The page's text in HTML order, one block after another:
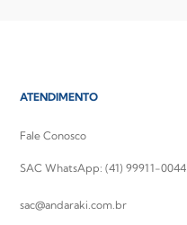
ATENDIMENTO
Fale Conosco
SAC WhatsApp: (41) 99911-0044
sac@andaraki.com.br